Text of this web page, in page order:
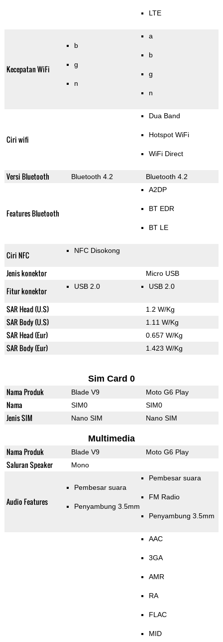
LTE
Kecepatan WiFi
b
g
n
a
b
g
n
Ciri wifi
Dua Band
Hotspot WiFi
WiFi Direct
Versi Bluetooth Bluetooth 4.2 Bluetooth 4.2
Features Bluetooth
A2DP
BT EDR
BT LE
Ciri NFC NFC Disokong
Jenis konektor Micro USB
Fitur konektor USB 2.0 USB 2.0
SAR Head (U.S) 1.2 W/Kg
SAR Body (U.S) 1.11 W/Kg
SAR Head (Eur) 0.657 W/Kg
SAR Body (Eur) 1.423 W/Kg
Sim Card 0
Nama Produk Blade V9 Moto G6 Play
Nama SIM0 SIM0
Jenis SIM Nano SIM Nano SIM
Multimedia
Nama Produk Blade V9 Moto G6 Play
Saluran Speaker Mono
Audio Features
Pembesar suara
Penyambung 3.5mm
Pembesar suara
FM Radio
Penyambung 3.5mm
AAC
3GA
AMR
RA
FLAC
MID